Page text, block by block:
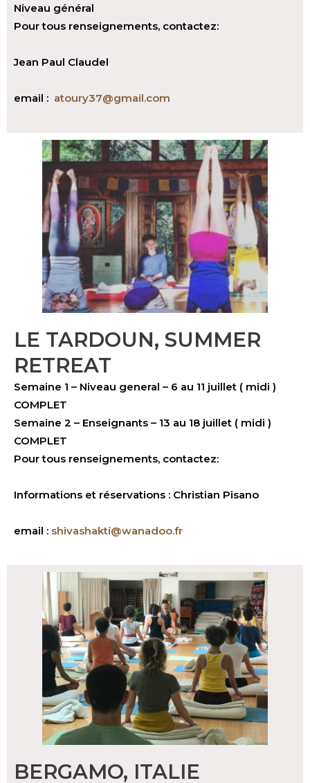
Niveau général
Pour tous renseignements, contactez:
Jean Paul Claudel
email : atoury37@gmail.com
LE TARDOUN, SUMMER
RETREAT
Semaine 1 – Niveau general – 6 au 11 juillet ( midi )
COMPLET
Semaine 2 – Enseignants – 13 au 18 juillet ( midi )
COMPLET
Pour tous renseignements, contactez:
Informations et réservations : Christian Pisano
email : shivashakti@wanadoo.fr
BERGAMO, ITALIE